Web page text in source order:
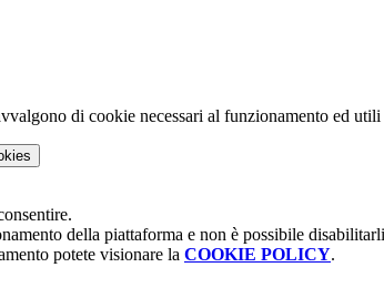
di cookie necessari al funzionamento ed
della piattaforma e non è possibile
potete visionare la COOKIE POLICY.